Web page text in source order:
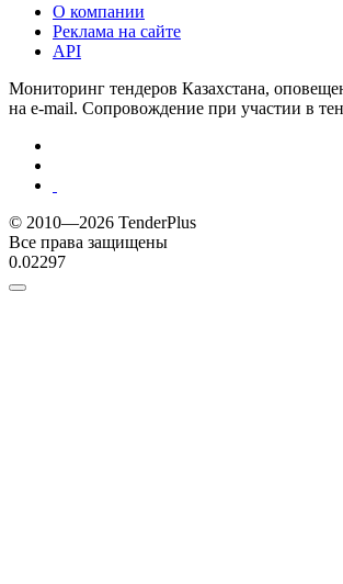
О компании
Реклама на сайте
API
Мониторинг тендеров Казахстана,
на e-mail. Сопровождение при участии в
© 2010—2026 TenderPlus
Все права защищены
0.02297